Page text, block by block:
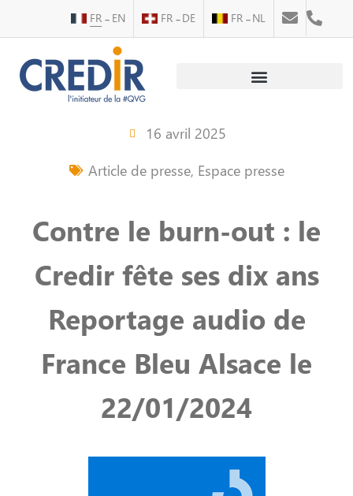
FR EN FR DE FR NL
16 avril 2025
Article de presse, Espace presse
Contre le burn-out : le
Credir fête ses dix ans
Reportage audio de
France Bleu Alsace le
22/01/2024